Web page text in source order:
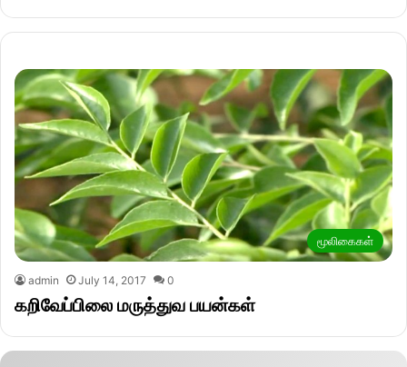
மூலிகைகள்
admin July 14, 2017 0
கறிவேப்பிலை மருத்துவ பயன்கள்